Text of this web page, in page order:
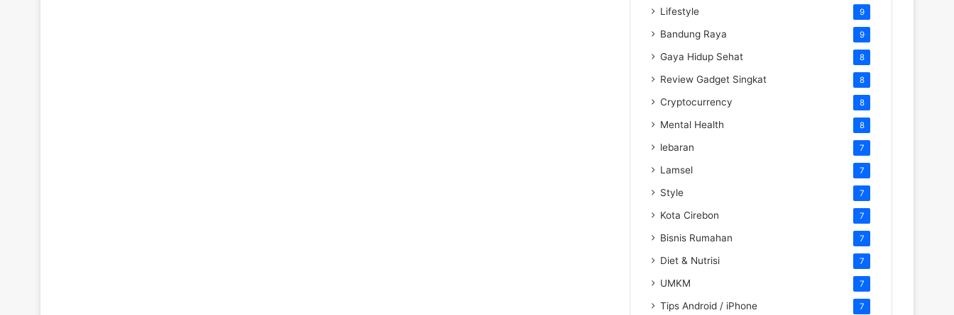
Lifestyle 9
Bandung Raya 9
Gaya Hidup Sehat 8
Review Gadget Singkat 8
Cryptocurrency 8
Mental Health 8
lebaran 7
Lamsel 7
Style 7
Kota Cirebon 7
Bisnis Rumahan 7
Diet & Nutrisi 7
UMKM 7
Tips Android / iPhone 7